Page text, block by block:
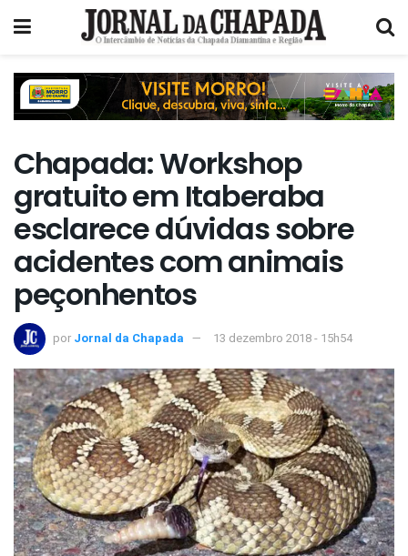
Chapada: Workshop
gratuito em Itaberaba
esclarece dúvidas sobre
acidentes com animais
peçonhentos
por Jornal da Chapada 13 dezembro 2018 - 15h54